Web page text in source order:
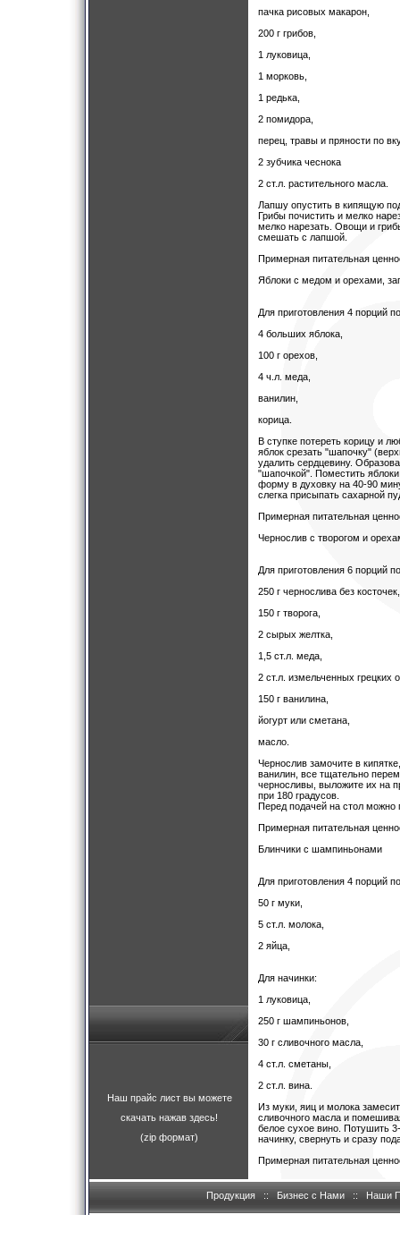
Наш прайс лист вы можете
скачать нажав здесь!
(zip формат)
пачка рисовых макарон,
200 г грибов,
1 луковица,
1 морковь,
1 редька,
2 помидора,
перец, травы и пряности по
2 зубчика чеснока
2 ст.л. растительного масла.
Лапшу опустить в кипящую
Грибы почистить и мелко
мелко нарезать. Овощи и
смешать с лапшой.
Примерная питательная
Яблоки с медом и орехами,
Для приготовления 4 порций
4 больших яблока,
100 г орехов,
4 ч.л. меда,
ванилин,
корица.
В ступке потереть корицу и
яблок срезать "шапочку"
удалить сердцевину.
"шапочкой". Поместить
форму в духовку на 40-90
слегка присыпать сахарной
Примерная питательная
Чернослив с творогом и
Для приготовления 6 порций
250 г чернослива без косточек,
150 г творога,
2 сырых желтка,
1,5 ст.л. меда,
2 ст.л. измельченных грецких
150 г ванилина,
йогурт или сметана,
масло.
Чернослив замочите в
ванилин, все тщательно
черносливы, выложите их на
при 180 градусов.
Перед подачей на стол можно
Примерная питательная
Блинчики с шампиньонами
Для приготовления 4 порций
50 г муки,
5 ст.л. молока,
2 яйца,
Для начинки:
1 луковица,
250 г шампиньонов,
30 г сливочного масла,
4 ст.л. сметаны,
2 ст.л. вина.
Из муки, яиц и молока
сливочного масла и
белое сухое вино. Потушить
начинку, свернуть и сразу
Примерная питательная
Продукция :: Бизнес с Нами :: Наши